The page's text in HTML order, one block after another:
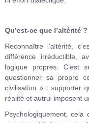
Qu’est-ce que l’altérité ?
Reconnaître l’altérité,
différence irréductible,
logique propres. C’est
questionner sa propre
civilisation » : supporter
réalité et autrui imposent
Psychologiquement, cela